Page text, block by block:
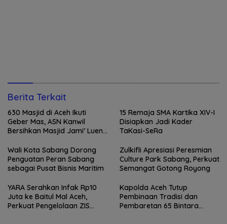
Berita Terkait
630 Masjid di Aceh Ikuti
Geber Mas, ASN Kanwil
Bersihkan Masjid Jami’ Lueng
15 Remaja SMA Kartika XIV-I
Disiapkan Jadi Kader
TaKasi-SeRa
Wali Kota Sabang Dorong
Penguatan Peran Sabang
sebagai Pusat Bisnis Maritim
Zulkifli Apresiasi Peresmian
Culture Park Sabang, Perkuat
Semangat Gotong Royong
YARA Serahkan Infak Rp10
Juta ke Baitul Mal Aceh,
Perkuat Pengelolaan ZIS
Kapolda Aceh Tutup
Pembinaan Tradisi dan
Pembaretan 65 Bintara